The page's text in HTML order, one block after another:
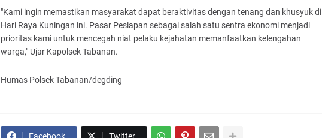
"Kami ingin memastikan masyarakat dapat beraktivitas dengan tenang dan khusyuk di
Hari Raya Kuningan ini. Pasar Pesiapan sebagai salah satu sentra ekonomi menjadi
prioritas kami untuk mencegah niat pelaku kejahatan memanfaatkan kelengahan
warga," Ujar Kapolsek Tabanan.
Humas Polsek Tabanan/degding